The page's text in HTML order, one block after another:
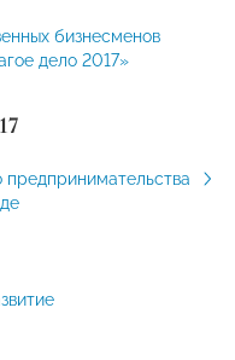
бизнесменов
дело 2017»